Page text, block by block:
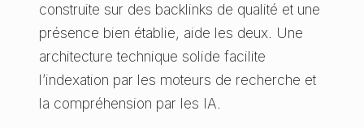
construite sur des backlinks de qualité et une
présence bien établie, aide les deux. Une
architecture technique solide facilite
l’indexation par les moteurs de recherche et
la compréhension par les IA.